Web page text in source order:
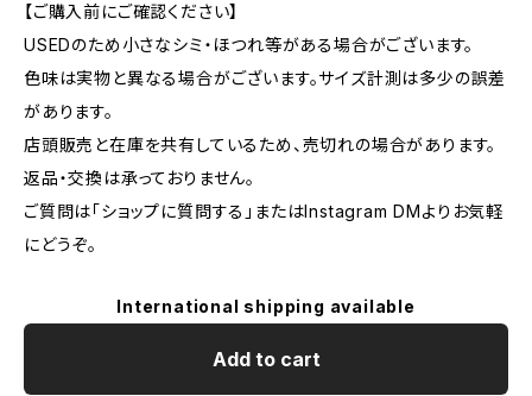
【ご購入前にご確認ください】
USEDのため小さなシミ・ほつれ等がある場合がございます。
色味は実物と異なる場合がございます。サイズ計測は多少の誤差
があります。
店頭販売と在庫を共有しているため、売切れの場合があります。
返品・交換は承っておりません。
ご質問は「ショップに質問する」またはInstagram DMよりお気軽
にどうぞ。
International shipping available
Add to cart